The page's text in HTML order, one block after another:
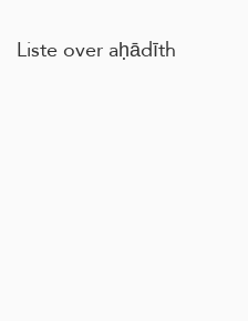
Liste over aḥādīth